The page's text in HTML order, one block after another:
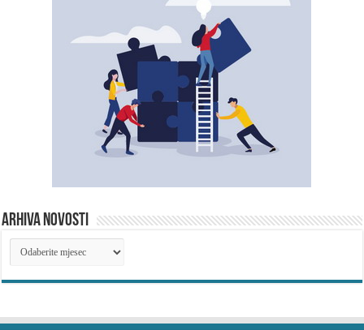
ARHIVA NOVOSTI
ARHIVA
NOVOSTI